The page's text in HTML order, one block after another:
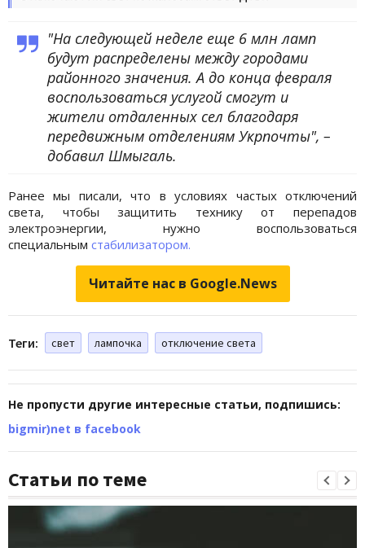
"На следующей неделе еще 6 млн ламп
будут распределены между городами
районного значения. А до конца февраля
воспользоваться услугой смогут и
жители отдаленных сел благодаря
передвижным отделениям Укрпочты", –
добавил Шмыгаль.
Ранее мы писали, что в условиях частых отключений
света, чтобы защитить технику от перепадов
электроэнергии, нужно воспользоваться
специальным стабилизатором.
Читайте нас в Google.News
Теги: свет лампочка отключение света
Не пропусти другие интересные статьи, подпишись:
bigmir)net в facebook
Статьи по теме